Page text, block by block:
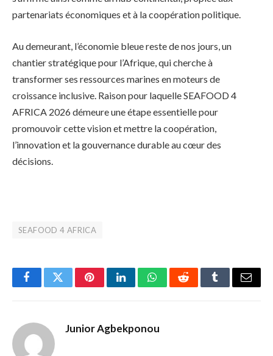
partenariats économiques et à la coopération politique.
Au demeurant, l’économie bleue reste de nos jours, un
chantier stratégique pour l’Afrique, qui cherche à
transformer ses ressources marines en moteurs de
croissance inclusive. Raison pour laquelle SEAFOOD 4
AFRICA 2026 démeure une étape essentielle pour
promouvoir cette vision et mettre la coopération,
l’innovation et la gouvernance durable au cœur des
décisions.
SEAFOOD 4 AFRICA
FacebookTwitterPinterestLinkedInWhatsAppRedditTumblrEmail
Junior Agbekponou